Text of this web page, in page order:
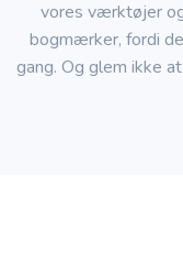
vores værktøjer
bogmærker, fordi
gang. Og glem ikke